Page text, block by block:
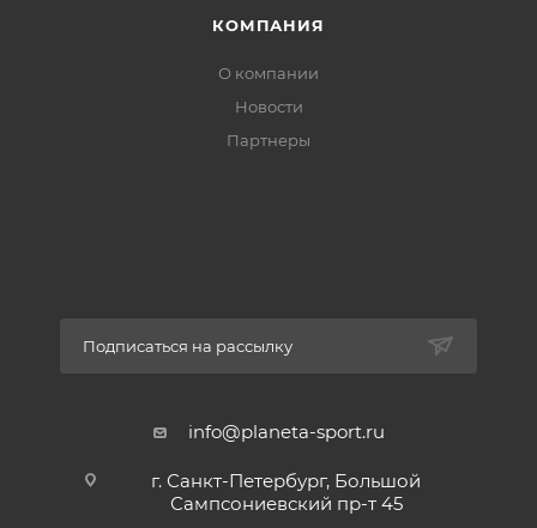
КОМПАНИЯ
О компании
Новости
Партнеры
Подписаться на рассылку
info@planeta-sport.ru
г. Санкт-Петербург, Большой
Сампсониевский пр-т 45